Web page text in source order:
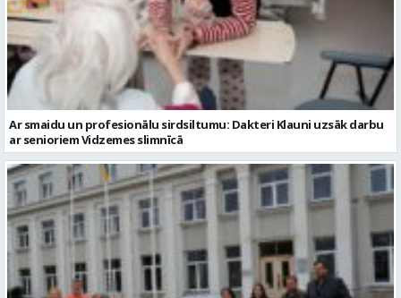
Ar smaidu un profesionālu sirdsiltumu: Dakteri Klauni uzsāk darbu
ar senioriem Vidzemes slimnīcā